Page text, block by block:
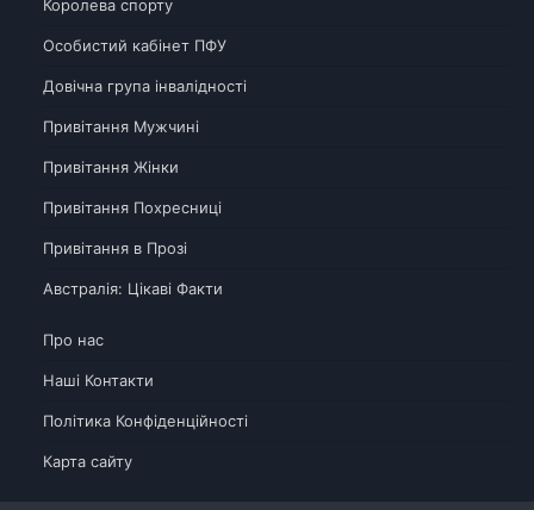
Королева спорту
Особистий кабінет ПФУ
Довічна група інвалідності
Привітання Мужчині
Привітання Жінки
Привітання Похресниці
Привітання в Прозі
Австралія: Цікаві Факти
Про нас
Наші Контакти
Політика Конфіденційності
Карта сайту